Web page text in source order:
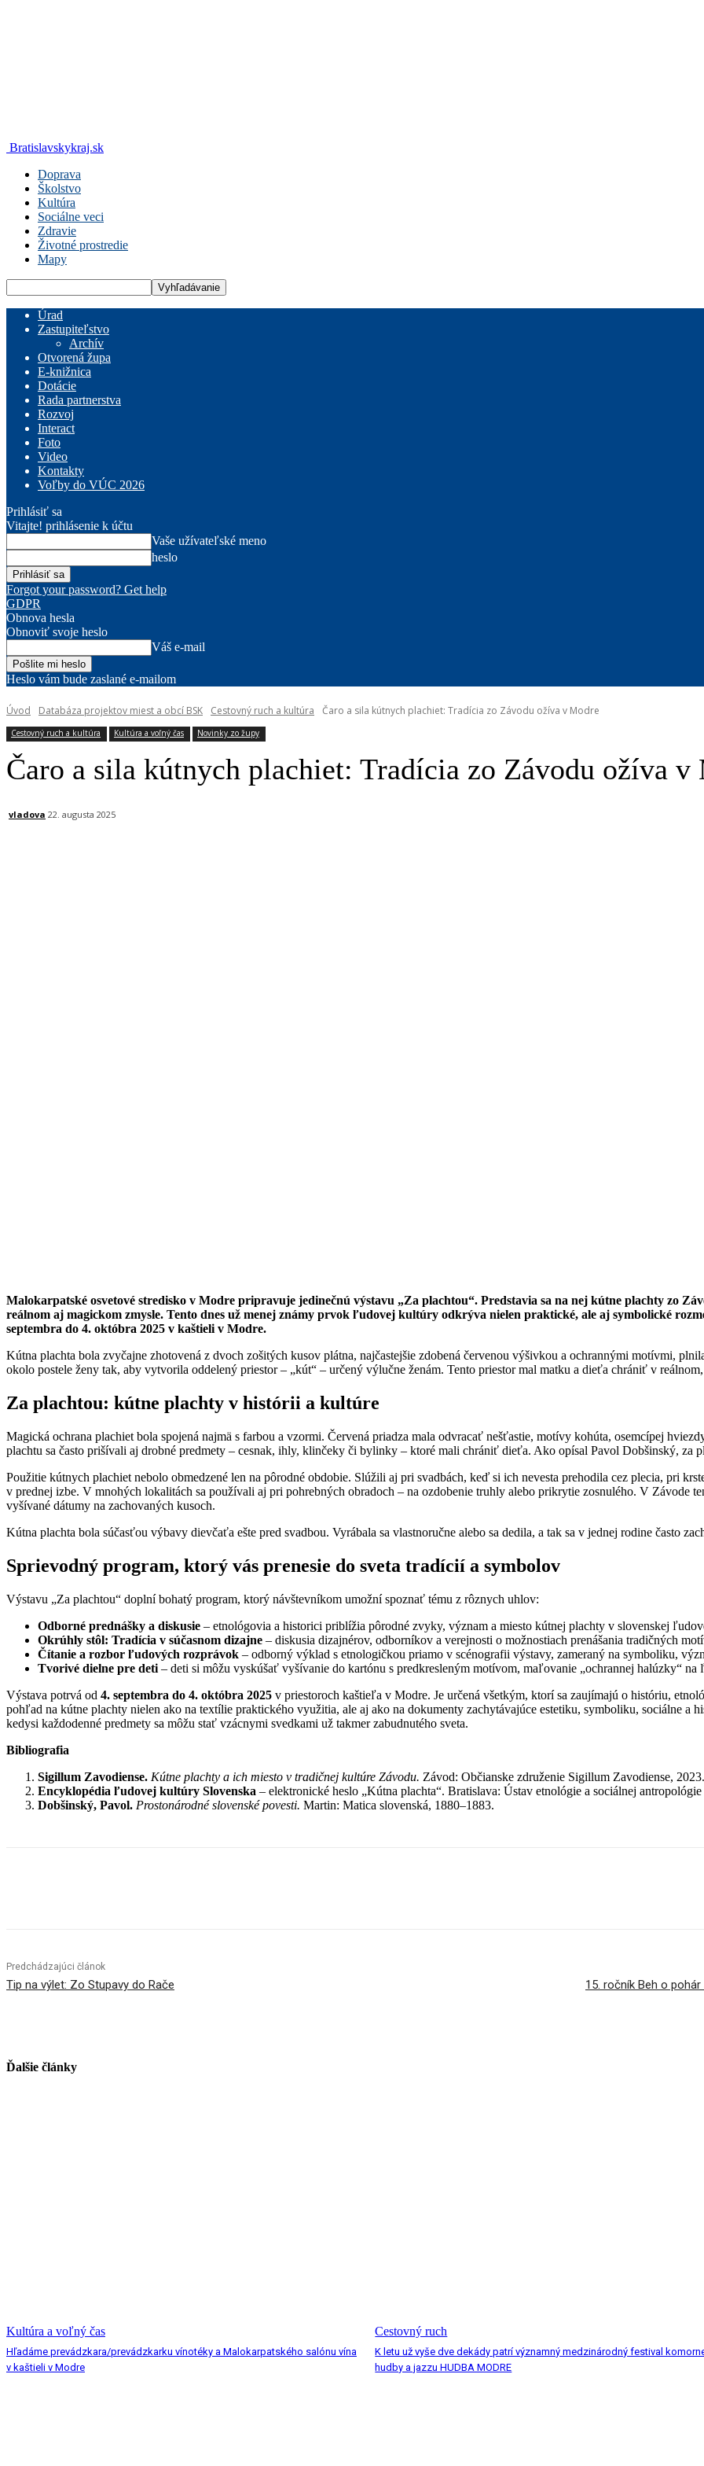
Bratislavskykraj.sk
Doprava
Školstvo
Kultúra
Sociálne veci
Zdravie
Životné prostredie
Mapy
Úrad
Zastupiteľstvo
Archív
Otvorená župa
E-knižnica
Dotácie
Rada partnerstva
Rozvoj
Interact
Foto
Video
Kontakty
Voľby do VÚC 2026
Prihlásiť sa
Vitajte! prihlásenie k účtu
Vaše užívateľské meno
heslo
Forgot your password? Get help
GDPR
Obnova hesla
Obnoviť svoje heslo
Váš e-mail
Heslo vám bude zaslané e-mailom
Úvod Databáza projektov miest a obcí BSK Cestovný ruch a kultúra Čaro a sila kútnych plachiet: Tradícia zo Závodu ožíva v Modre
Cestovný ruch a kultúra Kultúra a voľný čas Novinky zo župy
Čaro a sila kútnych plachiet: Tradícia zo Závodu ožíva v
vladova 22. augusta 2025
Malokarpatské osvetové stredisko v Modre pripravuje jedinečnú výstavu „Za plachtou“. Predstavia sa na nej kútne plachty zo
reálnom aj magickom zmysle. Tento dnes už menej známy prvok ľudovej kultúry odkrýva nielen praktické, ale aj symbolické
septembra do 4. októbra 2025 v kaštieli v Modre.
Kútna plachta bola zvyčajne zhotovená z dvoch zošitých kusov plátna, najčastejšie zdobená červenou výšivkou a ochrannými motívmi,
okolo postele ženy tak, aby vytvorila oddelený priestor – „kút“ – určený výlučne ženám. Tento priestor mal matku a dieťa chrániť v
Za plachtou: kútne plachty v histórii a kultúre
Magická ochrana plachiet bola spojená najmä s farbou a vzormi. Červená priadza mala odvracať nešťastie, motívy kohúta, osemcípej
plachtu sa často prišívali aj drobné predmety – cesnak, ihly, klinčeky či bylinky – ktoré mali chrániť dieťa. Ako opísal Pavol Dobšinský, za
Použitie kútnych plachiet nebolo obmedzené len na pôrodné obdobie. Slúžili aj pri svadbách, keď si ich nevesta prehodila cez plecia, pri
v prednej izbe. V mnohých lokalitách sa používali aj pri pohrebných obradoch – na ozdobenie truhly alebo prikrytie zosnulého. V Závode
vyšívané dátumy na zachovaných kusoch.
Kútna plachta bola súčasťou výbavy dievčaťa ešte pred svadbou. Vyrábala sa vlastnoručne alebo sa dedila, a tak sa v jednej rodine často
Sprievodný program, ktorý vás prenesie do sveta tradícií a symbolov
Výstavu „Za plachtou“ doplní bohatý program, ktorý návštevníkom umožní spoznať tému z rôznych uhlov:
Odborné prednášky a diskusie – etnológovia a historici priblížia pôrodné zvyky, význam a miesto kútnej plachty v slovenskej
Okrúhly stôl: Tradícia v súčasnom dizajne – diskusia dizajnérov, odborníkov a verejnosti o možnostiach prenášania tradičných
Čítanie a rozbor ľudových rozprávok – odborný výklad s etnologičkou priamo v scénografii výstavy, zameraný na symboliku,
Tvorivé dielne pre deti – deti si môžu vyskúšať vyšívanie do kartónu s predkresleným motívom, maľovanie „ochrannej halúzky“ na
Výstava potrvá od 4. septembra do 4. októbra 2025 v priestoroch kaštieľa v Modre. Je určená všetkým, ktorí sa zaujímajú o históriu,
pohľad na kútne plachty nielen ako na textílie praktického využitia, ale aj ako na dokumenty zachytávajúce estetiku, symboliku, sociálne a
kedysi každodenné predmety sa môžu stať vzácnymi svedkami už takmer zabudnutého sveta.
Bibliografia
Sigillum Zavodiense. Kútne plachty a ich miesto v tradičnej kultúre Závodu. Závod: Občianske združenie Sigillum Zavodiense, 2023.
Encyklopédia ľudovej kultúry Slovenska – elektronické heslo „Kútna plachta“. Bratislava: Ústav etnológie a sociálnej
Dobšinský, Pavol. Prostonárodné slovenské povesti. Martin: Matica slovenská, 1880–1883.
Predchádzajúci článok
Tip na výlet: Zo Stupavy do Rače
15. ročník Beh o
Ďalšie články
Kultúra a voľný čas
Hľadáme prevádzkara/prevádzkarku vínotéky a Malokarpatského salónu vína
v kaštieli v Modre
Cestovný ruch
K letu už vyše dve dekády patrí významný medzinárodný festival
hudby a jazzu HUDBA MODRE